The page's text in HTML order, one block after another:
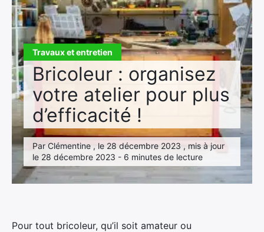
Travaux et entretien
Bricoleur : organisez
votre atelier pour plus
d’efficacité !
Par Clémentine , le 28 décembre 2023 , mis à jour
le 28 décembre 2023 - 6 minutes de lecture
Pour tout bricoleur, qu’il soit amateur ou